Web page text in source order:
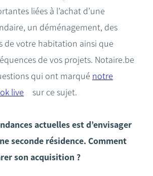
liées à l’achat d’une
un déménagement, des
de votre habitation ainsi que
de vos projets. Notaire.be
qui ont marqué notre
live
sur ce sujet.
actuelles est d’envisager
seconde résidence. Comment
son acquisition ?